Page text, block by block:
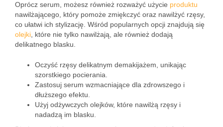
Oprócz serum, możesz również rozważyć użycie produktu
nawilżającego, który pomoże zmiękczyć oraz nawilżyć rzęsy,
co ułatwi ich stylizację. Wśród popularnych opcji znajdują się
olejki , które nie tylko nawilżają, ale również dodają
delikatnego blasku.
Oczyść rzęsy delikatnym demakijażem, unikając
szorstkiego pocierania.
Zastosuj serum wzmacniające dla zdrowszego i
dłuższego efektu.
Użyj odżywczych olejków, które nawilżą rzęsy i
nadadzą im blasku.